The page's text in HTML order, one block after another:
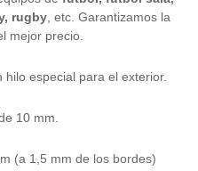
rugby , etc. Garantizamos la
mejor precio.
especial para el exterior.
10 mm.
(a 1,5 mm de los bordes)